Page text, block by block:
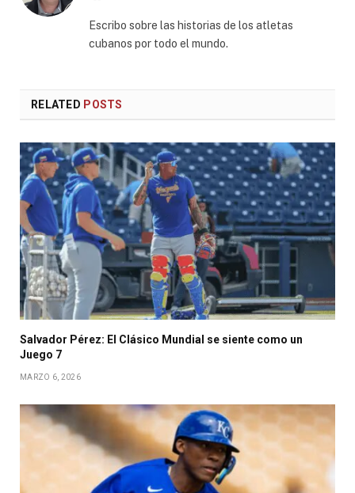
Escribo sobre las historias de los atletas
cubanos por todo el mundo.
RELATED POSTS
Salvador Pérez: El Clásico Mundial se siente como un
Juego 7
MARZO 6, 2026